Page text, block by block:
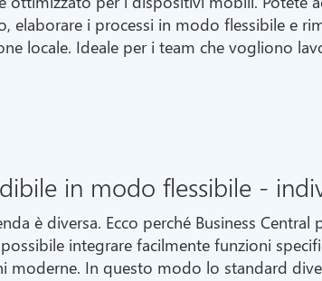
elaborare i processi in modo flessibile e
locale. Ideale per i team che vogliono
in modo flessibile -
è diversa. Ecco perché Business
integrare facilmente funzioni
moderne. In questo modo lo standard